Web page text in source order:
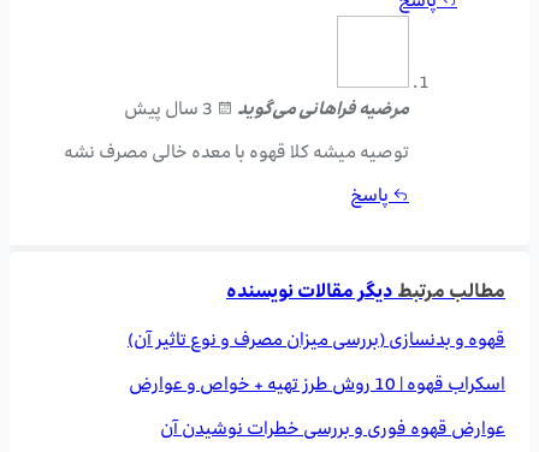
مرضیه فراهانیمی‌گوید
توصیه میشه کلا قهوه با معده خالی مصرف نشه
پاسخ
مطالب مرتبطدیگر مقالات نویسنده
قهوه و بدنسازی (بررسی میزان مصرف و نوع تاثیر آن)
اسکراب قهوه | 10 روش طرز تهیه + خواص و عوارض
عوارض قهوه فوری و بررسی خطرات نوشیدن آن